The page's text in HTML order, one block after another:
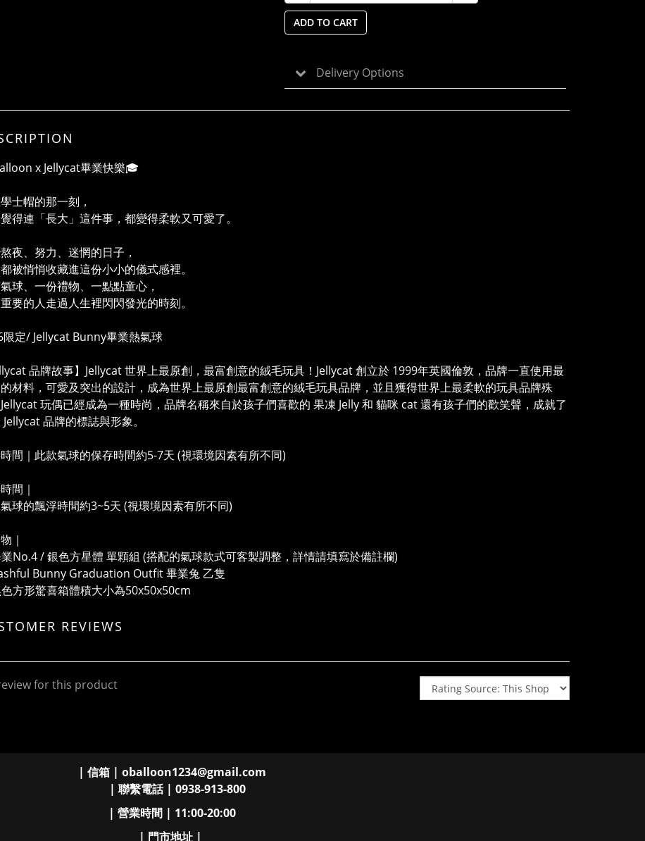
ADD TO CART
Delivery Options
x Jellycat畢業快樂🎓
士帽的那一刻，
得連「長大」這件事，都變得柔軟又可愛了。
夜、努力、迷惘的日子，
被悄悄收藏進這份小小的儀式感裡。
球、一份禮物、一點點童心，
要的人走過人生裡閃閃發光的時刻。
限定/ Jellycat Bunny畢業熱氣球
品牌故事】Jellycat 世界上最原創，最富創意的絨毛玩具！Jellycat 創立於 1999年英國倫敦，品牌一直使用最
材料，可愛及突出的設計，成為世界上最原創最富創意的絨毛玩具品牌，並且獲得世界上最柔軟的玩具品牌殊
玩偶已經成為一種時尚，品牌名稱來自於孩子們喜歡的 果凍 Jelly 和 貓咪 cat 還有孩子們的歡笑聲，成就了
品牌的標誌與形象。
間｜此款氣球的保存時間約5-7天 (視環境因素有所不同)
間｜
球的飄浮時間約3~5天 (視環境因素有所不同)
｜
No.4 / 銀色方星體 單顆組 (搭配的氣球款式可客製調整，詳情請填寫於備註欄)
Bunny Graduation Outfit 畢業兔 乙隻
方形驚喜箱體積大小為50x50x50cm
REVIEWS
for this product
| 信箱 | oballoon1234@gmail.com
| 聯繫電話 | 0938-913-800
| 營業時間 | 11:00-20:00
| 門市地址 |